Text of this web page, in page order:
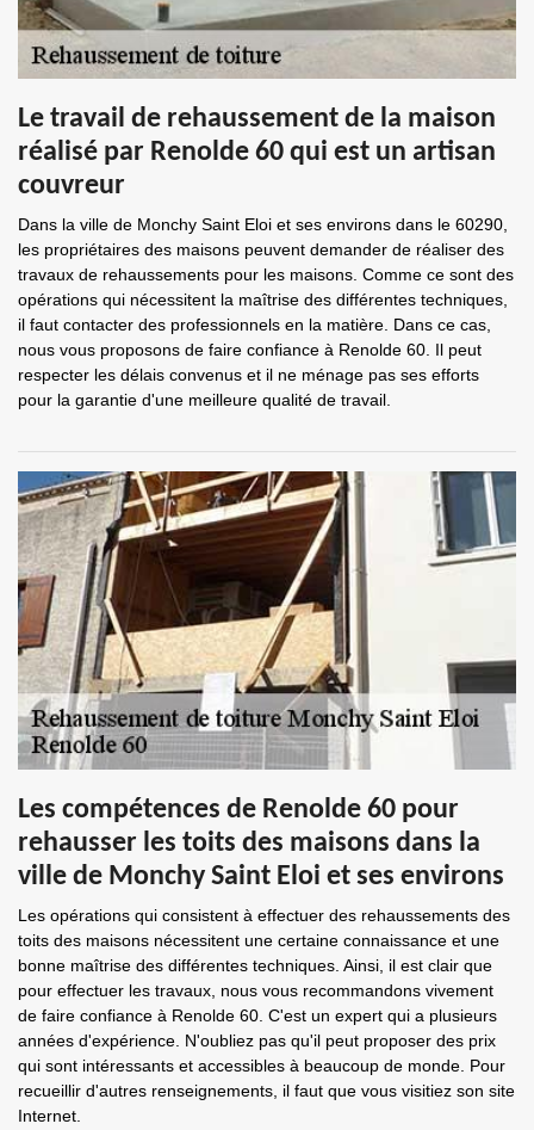
Le travail de rehaussement de la maison
réalisé par Renolde 60 qui est un artisan
couvreur
Dans la ville de Monchy Saint Eloi et ses environs dans le 60290,
les propriétaires des maisons peuvent demander de réaliser des
travaux de rehaussements pour les maisons. Comme ce sont des
opérations qui nécessitent la maîtrise des différentes techniques,
il faut contacter des professionnels en la matière. Dans ce cas,
nous vous proposons de faire confiance à Renolde 60. Il peut
respecter les délais convenus et il ne ménage pas ses efforts
pour la garantie d'une meilleure qualité de travail.
Les compétences de Renolde 60 pour
rehausser les toits des maisons dans la
ville de Monchy Saint Eloi et ses environs
Les opérations qui consistent à effectuer des rehaussements des
toits des maisons nécessitent une certaine connaissance et une
bonne maîtrise des différentes techniques. Ainsi, il est clair que
pour effectuer les travaux, nous vous recommandons vivement
de faire confiance à Renolde 60. C'est un expert qui a plusieurs
années d'expérience. N'oubliez pas qu'il peut proposer des prix
qui sont intéressants et accessibles à beaucoup de monde. Pour
recueillir d'autres renseignements, il faut que vous visitiez son site
Internet.